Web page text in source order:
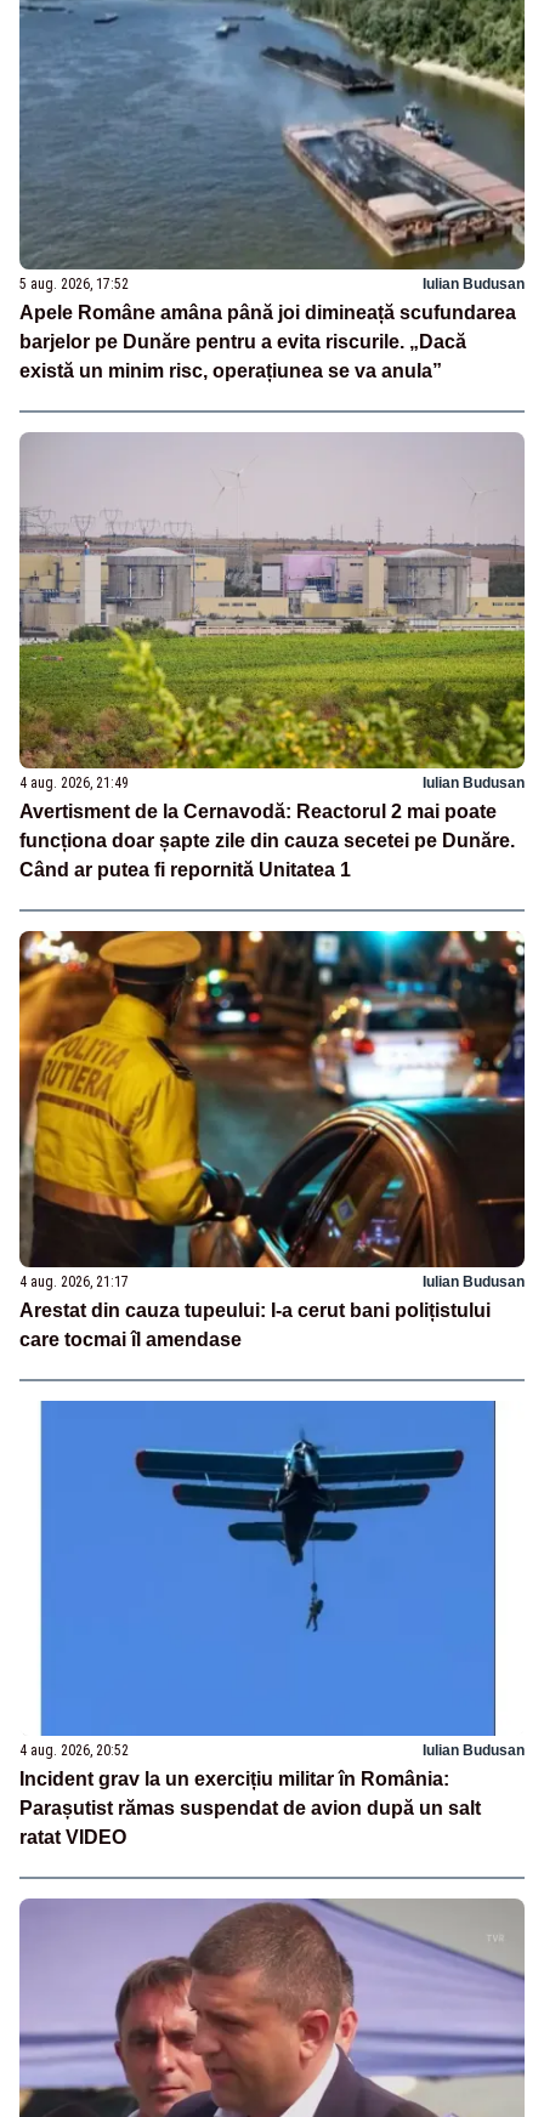
5 aug. 2026, 17:52 Iulian Budusan
Apele Române amâna până joi dimineață scufundarea
barjelor pe Dunăre pentru a evita riscurile. „Dacă
există un minim risc, operațiunea se va anula”
4 aug. 2026, 21:49 Iulian Budusan
Avertisment de la Cernavodă: Reactorul 2 mai poate
funcționa doar șapte zile din cauza secetei pe Dunăre.
Când ar putea fi repornită Unitatea 1
4 aug. 2026, 21:17 Iulian Budusan
Arestat din cauza tupeului: I-a cerut bani polițistului
care tocmai îl amendase
4 aug. 2026, 20:52 Iulian Budusan
Incident grav la un exercițiu militar în România:
Parașutist rămas suspendat de avion după un salt
ratat VIDEO